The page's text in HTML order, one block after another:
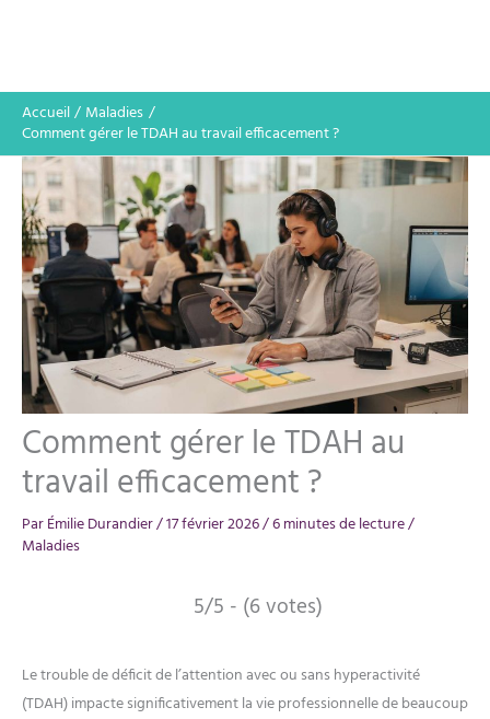
Accueil
Maladies
Comment gérer le TDAH au travail efficacement ?
Comment gérer le TDAH au
travail efficacement ?
ParÉmilie Durandier/17 février 2026/6 minutes de lecture/
Maladies
5/5 - (6 votes)
Le trouble de déficit de l’attention avec ou sans hyperactivité
(TDAH) impacte significativement la vie professionnelle de beaucoup